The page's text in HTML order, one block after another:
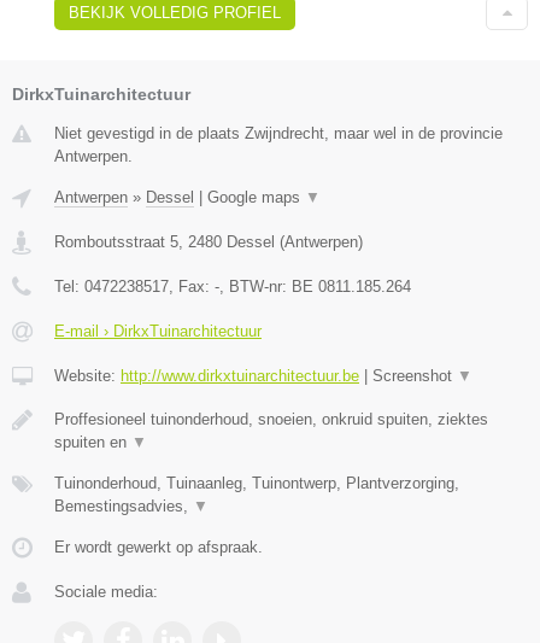
BEKIJK VOLLEDIG PROFIEL
DirkxTuinarchitectuur
Niet gevestigd in de plaats Zwijndrecht, maar wel in de provincie
Antwerpen.
Antwerpen » Dessel Google maps ▼
Romboutsstraat 5 2480 Dessel (Antwerpen)
Tel: 0472238517 , Fax: - , BTW-nr: BE 0811.185.264
E-mail › DirkxTuinarchitectuur
Website: http://www.dirkxtuinarchitectuur.be Screenshot ▼
Proffesioneel tuinonderhoud, snoeien, onkruid spuiten, ziektes
spuiten en ▼
Tuinonderhoud, Tuinaanleg, Tuinontwerp, Plantverzorging,
Bemestingsadvies,
▼
Er wordt gewerkt op afspraak.
Sociale media: